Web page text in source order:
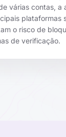
várias contas, a
plataformas
o risco de
de verificação.